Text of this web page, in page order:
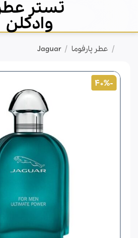
content
تستر
وادکلن
/ عطر پارفوما /
Jaguar
-40%